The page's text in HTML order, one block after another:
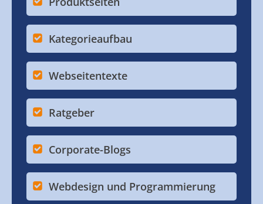
Kategorieaufbau
Webseitentexte
Ratgeber
Corporate-Blogs
Webdesign und Programmierung